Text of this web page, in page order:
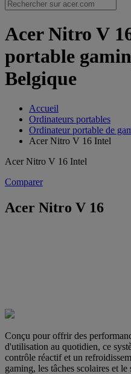
Acer Nitro V
portable
Belgique
Accueil
Ordinateurs portables
Ordinateur portable de
Acer Nitro V 16 Intel
Acer Nitro V 16 Intel
Comparer
Acer Nitro V 16
Conçu pour offrir des
d'utilisation au quotidien, ce
contrôle réactif et un
gaming, les tâches scolaires et